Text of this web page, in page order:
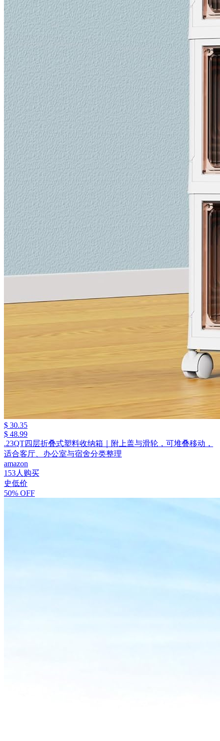
$ 30.35
$ 48.99
.23QT四层折叠式塑料收纳箱｜附上盖与滑轮，可堆叠移动，
适合客厅、办公室与宿舍分类整理
amazon
153人购买
史低价
50% OFF